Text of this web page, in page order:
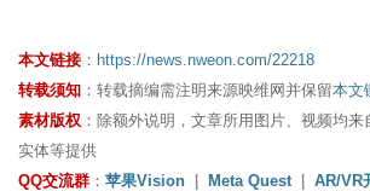
本文链接 ： https://news.nweon.com/22218
转载须知 ：转载摘编需注明来源映维网并保留本文
素材版权 ：除额外说明，文章所用图片、视频均
实体等提供
QQ交流群 ： 苹果Vision Meta Quest AR/VR